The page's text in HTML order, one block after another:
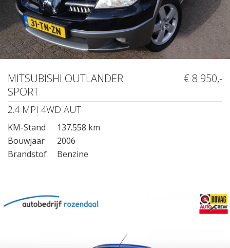
MITSUBISHI OUTLANDER
SPORT
€ 8.950,-
2.4 MPI 4WD AUT
KM-Stand
137.558 km
Bouwjaar
2006
Brandstof
Benzine